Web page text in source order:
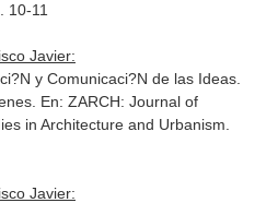
10-11
Javier:
y Comunicaci?N de las Ideas.
En: ZARCH: Journal of
in Architecture and Urbanism
Javier: